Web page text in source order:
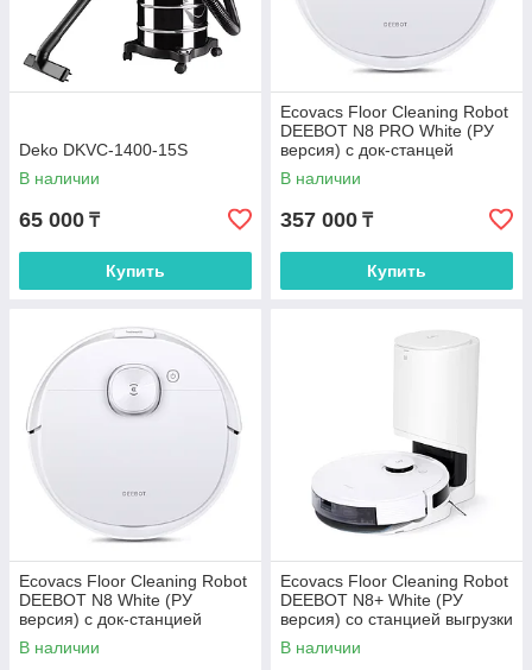
Deko DKVC-1400-15S
В наличии
65 000 ₸
Купить
Ecovacs Floor Cleaning Robot
DEEBOT N8 PRO White (РУ
версия) с док-станцей
модели CH1822
В наличии
357 000 ₸
Купить
Ecovacs Floor Cleaning Robot
DEEBOT N8 White (РУ
версия) c док-станцией
модели CH1822
В наличии
Ecovacs Floor Cleaning Robot
DEEBOT N8+ White (РУ
версия) со станцией выгрузки
мусора модели CH1918
В наличии